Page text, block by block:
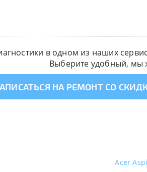
в одном из наших
Выберите удобный, мы
НА РЕМОНТ СО
Acer